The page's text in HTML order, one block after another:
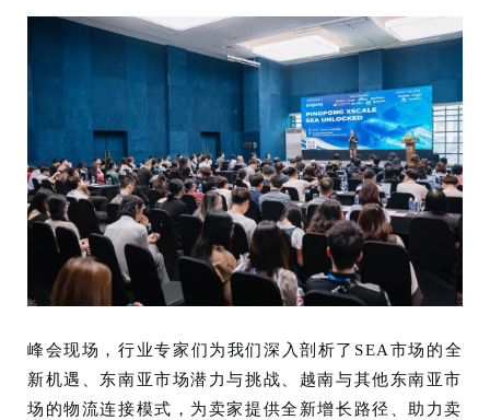
峰会现场，行业专家们为我们深入剖析了SEA市场的全
新机遇、东南亚市场潜力与挑战、越南与其他东南亚市
场的物流连接模式，为卖家提供全新增长路径、助力卖